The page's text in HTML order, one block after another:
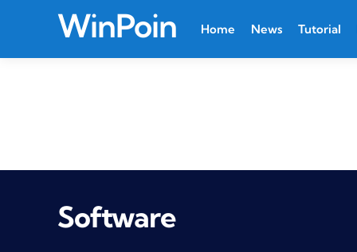
WinPoin Home News Tutorial
Software